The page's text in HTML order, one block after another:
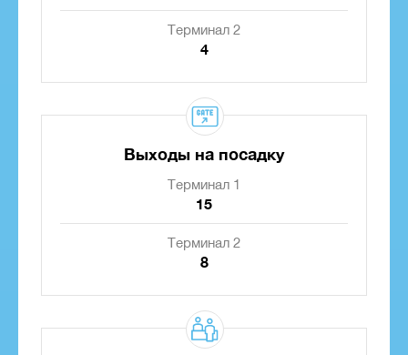
Терминал 2
4
Выходы на посадку
Терминал 1
15
Терминал 2
8